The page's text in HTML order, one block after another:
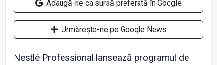
Adaugă-ne ca sursă preferată în Google
Urmărește-ne pe Google News
Nestlé Professional lansează programul de